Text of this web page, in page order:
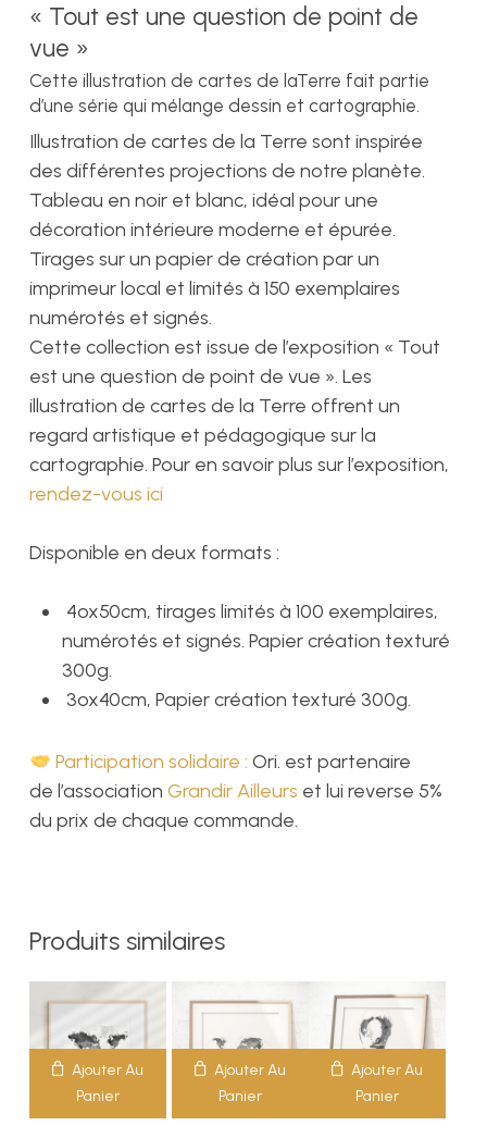
« Tout est une question de point de
vue »
Cette illustration de cartes de laTerre fait partie
d’une série qui mélange dessin et cartographie.
Illustration de cartes de la Terre sont inspirée
des différentes projections de notre planète.
Tableau en noir et blanc, idéal pour une
décoration intérieure moderne et épurée.
Tirages sur un papier de création par un
imprimeur local et limités à 150 exemplaires
numérotés et signés.
Cette collection est issue de l’exposition « Tout
est une question de point de vue ». Les
illustration de cartes de la Terre offrent un
regard artistique et pédagogique sur la
cartographie. Pour en savoir plus sur l’exposition,
rendez-vous ici
Disponible en deux formats :
4ox50cm, tirages limités à 100 exemplaires,
numérotés et signés. Papier création texturé
300g.
3ox40cm, Papier création texturé 300g.
Participation solidaire :Ori. est partenaire
de l’association Grandir Ailleurs et lui reverse 5%
du prix de chaque commande.
Produits similaires
Ajouter Au
Panier
Ajouter Au
Panier
Ajouter Au
Panier